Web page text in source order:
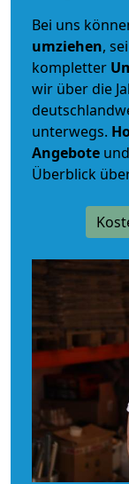
Bei uns
umziehen,
kompletter
wir über die
unterwegs.
Angebote
Überblick